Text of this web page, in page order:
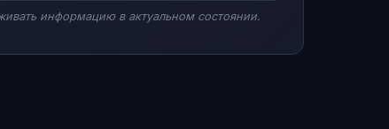
информацию в актуальном состоянии.